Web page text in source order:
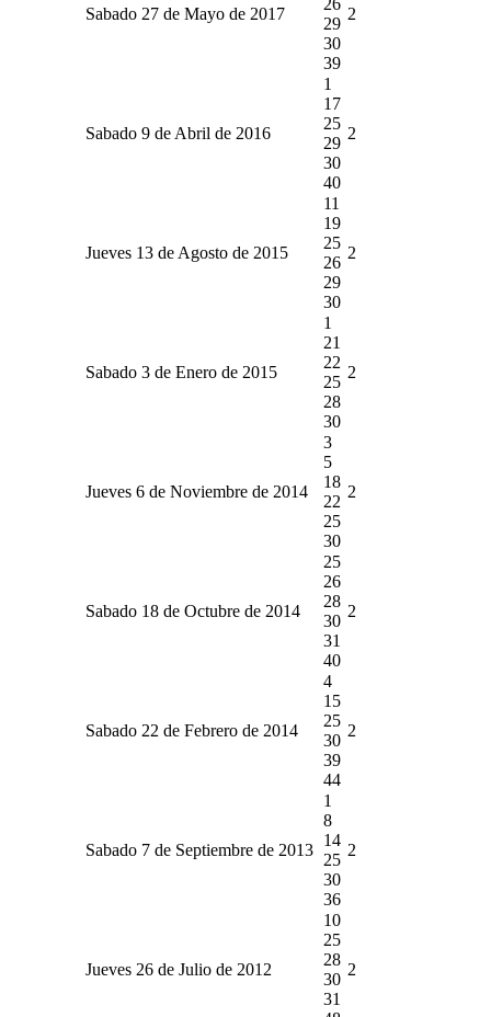
Sabado 27 de Mayo de 2017
29
30
39
2
Sabado 9 de Abril de 2016
1
17
25
29
30
40
2
Jueves 13 de Agosto de 2015
11
19
25
26
29
30
2
Sabado 3 de Enero de 2015
1
21
22
25
28
30
2
Jueves 6 de Noviembre de 2014
3
5
18
22
25
30
2
Sabado 18 de Octubre de 2014
25
26
28
30
31
40
2
Sabado 22 de Febrero de 2014
4
15
25
30
39
44
2
Sabado 7 de Septiembre de 2013
1
8
14
25
30
36
2
Jueves 26 de Julio de 2012
10
25
28
30
31
2